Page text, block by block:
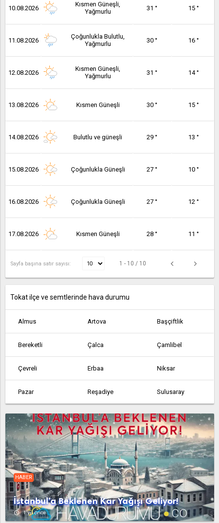
10.08.2026
Kısmen Güneşli,
Yağmurlu
31 ° 15 °
11.08.2026
Çoğunlukla Bulutlu,
Yağmurlu
30 ° 16 °
12.08.2026
Kısmen Güneşli,
Yağmurlu
31 ° 14 °
13.08.2026 Kısmen Güneşli 30 ° 15 °
14.08.2026 Bulutlu ve güneşli 29 ° 13 °
15.08.2026 Çoğunlukla Güneşli 27 ° 10 °
16.08.2026 Çoğunlukla Güneşli 27 ° 12 °
17.08.2026 Kısmen Güneşli 28 ° 11 °
Sayfa başına satır sayısı: 1 - 10 / 10
Tokat ilçe ve semtlerinde hava durumu
Almus Artova Başçiftlik
Bereketli Çalca Çamlibel
Çevreli Erbaa Niksar
Pazar Reşadiye Sulusaray
Turhal Yenice Yenice
Yenisu Yeşilyurt Zile
HABER
İstanbul'a Beklenen Kar Yağışı Geliyor!
access_time 1 yıl önce